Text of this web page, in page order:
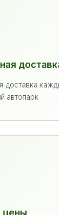
доставка
автопарк
цены